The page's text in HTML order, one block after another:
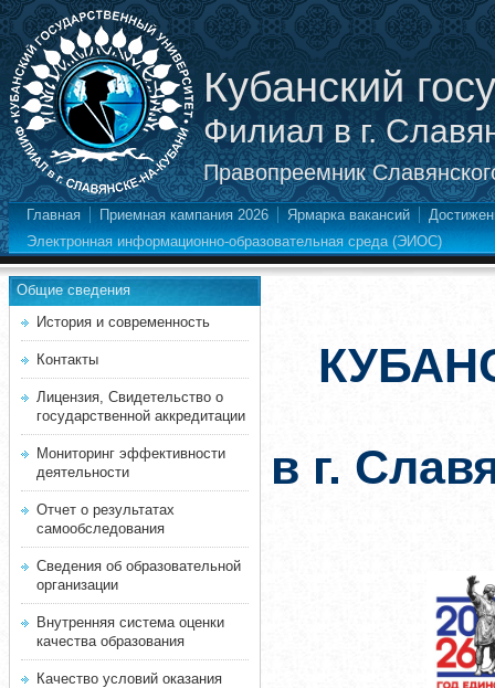
Кубанский
Филиал в г.
Правопреемник
Главная Приемная кампания 2026 Ярмарка вакансий
Электронная информационно-образовательная среда (ЭИОС)
Общие сведения
История и современность
Контакты
Лицензия, Свидетельство о
государственной аккредитации
Мониторинг эффективности
деятельности
Отчет о результатах
самообследования
Сведения об образовательной
организации
Внутренняя система оценки
качества образования
Качество условий оказания
в г.